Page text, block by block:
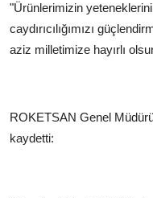
"Ürünlerimizin
caydırıcılığımızı
aziz milletimize hayırlı
ROKETSAN Genel
kaydetti: